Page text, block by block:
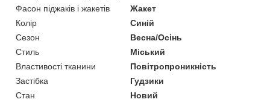
Фасон піджаків і жакетів
Жакет
Колір
Синій
Сезон
Весна/Осінь
Стиль
Міський
Властивості тканини
Повітропроникність
Застібка
Гудзики
Стан
Новий